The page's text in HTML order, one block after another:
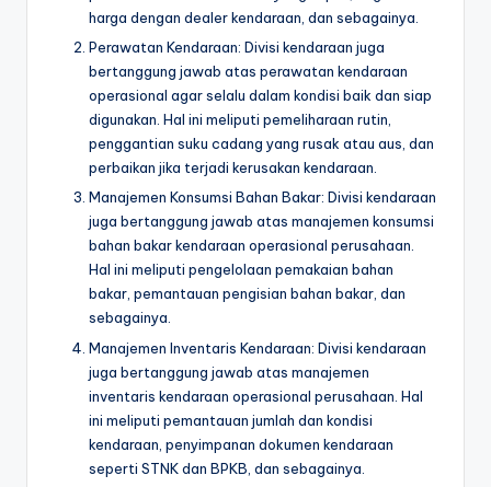
harga dengan dealer kendaraan, dan sebagainya.
Perawatan Kendaraan: Divisi kendaraan juga
bertanggung jawab atas perawatan kendaraan
operasional agar selalu dalam kondisi baik dan siap
digunakan. Hal ini meliputi pemeliharaan rutin,
penggantian suku cadang yang rusak atau aus, dan
perbaikan jika terjadi kerusakan kendaraan.
Manajemen Konsumsi Bahan Bakar: Divisi kendaraan
juga bertanggung jawab atas manajemen konsumsi
bahan bakar kendaraan operasional perusahaan.
Hal ini meliputi pengelolaan pemakaian bahan
bakar, pemantauan pengisian bahan bakar, dan
sebagainya.
Manajemen Inventaris Kendaraan: Divisi kendaraan
juga bertanggung jawab atas manajemen
inventaris kendaraan operasional perusahaan. Hal
ini meliputi pemantauan jumlah dan kondisi
kendaraan, penyimpanan dokumen kendaraan
seperti STNK dan BPKB, dan sebagainya.